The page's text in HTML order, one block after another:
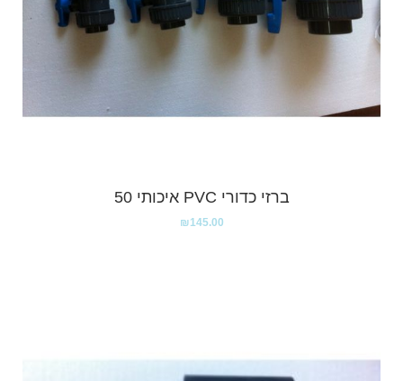
ברזי כדורי PVC איכותי 50
₪145.00